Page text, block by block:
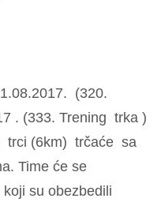
(320.
. (333. Trening trka )
trci (6km) trčaće sa
Time će se
su obezbedili